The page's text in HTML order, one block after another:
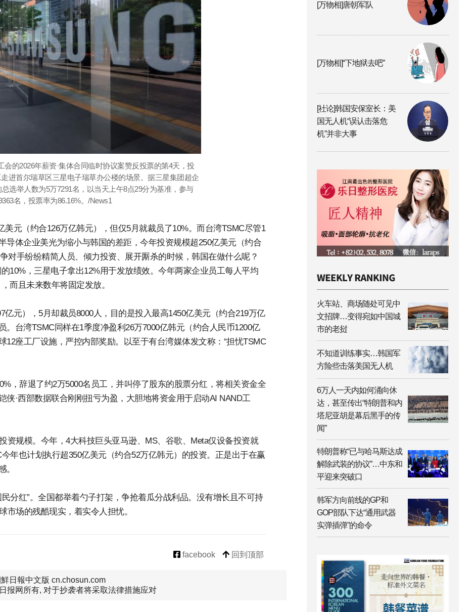
会的2026年薪资·集体合同临时协议案赞反投票的第4天，投
进首尔瑞草区三星电子瑞草办公楼的场景。据三星集团超企
选举人数为5万7291名，以当天上午8点29分为基准，参与
名，投票率为86.16%。/News1
元（约合126万亿韩元），但仅5月就裁员了10%。而台湾TSMC尽管1
导体企业美光为缩小与韩国的差距，今年投资规模超250亿美元（约合
对手纷纷精简人员、倾力投资、展开厮杀的时候，韩国在做什么呢？
10%，三星电子拿出12%用于发放绩效。今年两家企业员工每人平均
而且未来数年将固定发放。
元），5月却裁员8000人，目的是投入最高1450亿美元（约合219万亿
台湾TSMC同样在1季度净盈利26万7000亿韩元（约合人民币1200亿
12座工厂设施，严控内部奖励。以至于有台湾媒体发文称：“担忧TSMC
，辞退了约2万5000名员工，并叫停了股东的股票分红，将相关资金全
·西部数据联合刚刚扭亏为盈，大胆地将资金用于启动AI NAND工
资规模。今年，4大科技巨头亚马逊、MS、谷歌、Meta仅设备投资就
年也计划执行超350亿美元（约合52万亿韩元）的投资。正是出于在赢
。
分红”。全国都举着勺子打架，争抢着瓜分战利品。没有增长且不可持
市场的残酷现实，着实令人担忧。
facebook
回到顶部
日報中文版 cn.chosun.com
报网所有, 对于抄袭者将采取法律措施应对
[万物相]唐朝军队
[万物相]“下地狱去吧”
[社论]韩国安保室长：美
国无人机“误认击落危
机”并非大事
火车站、商场随处可见中
文招牌…变得宛如中国城
市的老挝
不知道训练事实…韩国军
方险些击落美国无人机
6万人一天内如何涌向休
达，甚至传出“特朗普和内
塔尼亚胡是幕后黑手的传
闻”
特朗普称“已与哈马斯达成
解除武装的协议”…中东和
平迎来突破口
韩军方向前线的GP和
GOP部队下达“通用武器
实弹插弹”的命令